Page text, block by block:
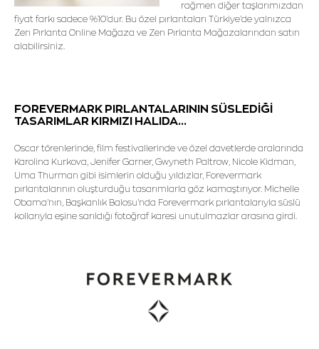
rağmen diğer taşlarımızdan
fiyat farkı sadece %10'dur. Bu özel pırlantaları Türkiye'de yalnızca
Zen Pırlanta Online Mağaza ve Zen Pırlanta Mağazalarından satın
alabilirsiniz.
FOREVERMARK PIRLANTALARININ SÜSLEDİĞİ
TASARIMLAR KIRMIZI HALIDA...
Oscar törenlerinde, film festivallerinde ve özel davetlerde aralarında
Karolina Kurkova, Jenifer Garner, Gwyneth Paltrow, Nicole Kidman,
Uma Thurman gibi isimlerin olduğu yıldızlar, Forevermark
pırlantalarının oluşturduğu tasarımlarla göz kamaştırıyor. Michelle
Obama'nın, Başkanlık Balosu'nda Forevermark pırlantalarıyla süslü
kollarıyla eşine sarıldığı fotoğraf karesi unutulmazlar arasına girdi.